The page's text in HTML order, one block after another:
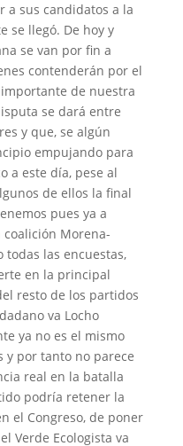
sus candidatos a la
se llegó. De hoy y
se van por fin a
contenderán por el
de nuestra
se dará entre
y que, se algún
empujando para
a este día, pese al
de ellos la final
pues ya a
Morena-
todas las encuestas,
en la principal
resto de los partidos
va Locho
ya no es el mismo
y por tanto no parece
real en la batalla
podría retener la
el Congreso, de poner
Verde Ecologista va